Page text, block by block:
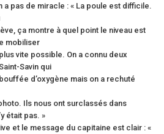
a pas de miracle : « La poule est difficile.
ça montre à quel point le niveau est
mobiliser
vite possible. On a connu deux
Savin qui
d’oxygène mais on a rechuté
Ils nous ont surclassés dans
était pas. »
et le message du capitaine est clair : «